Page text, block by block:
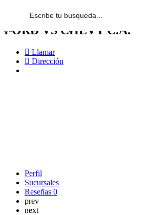
FORD VS CHEVY C.A.
Llamar
Dirección
Perfil
Sucursales
Reseñas 0
prev
next